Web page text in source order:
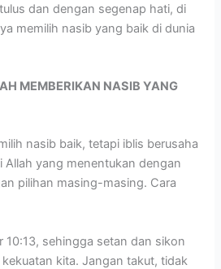
dan dengan segenap hati, di
memilih nasib yang baik di dunia
MEMBERIKAN NASIB YANG
nasib baik, tetapi iblis berusaha
Allah yang menentukan dengan
pilihan masing-masing. Cara
10:13, sehingga setan dan sikon
kita. Jangan takut, tidak